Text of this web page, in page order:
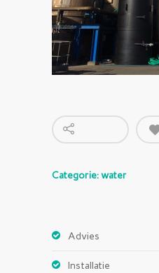
Categorie: water
Advies
Installatie